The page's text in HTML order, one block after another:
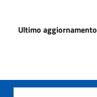
Ultimo aggiornamento